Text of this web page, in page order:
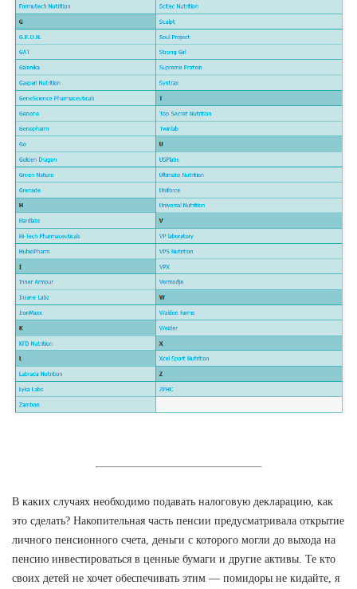
В каких случаях необходимо подавать налоговую декларацию, как
это сделать? Накопительная часть пенсии предусматривала открытие
личного пенсионного счета, деньги с которого могли до выхода на
пенсию инвестироваться в ценные бумаги и другие активы. Те кто
своих детей не хочет обеспечивать этим — помидоры не кидайте, я